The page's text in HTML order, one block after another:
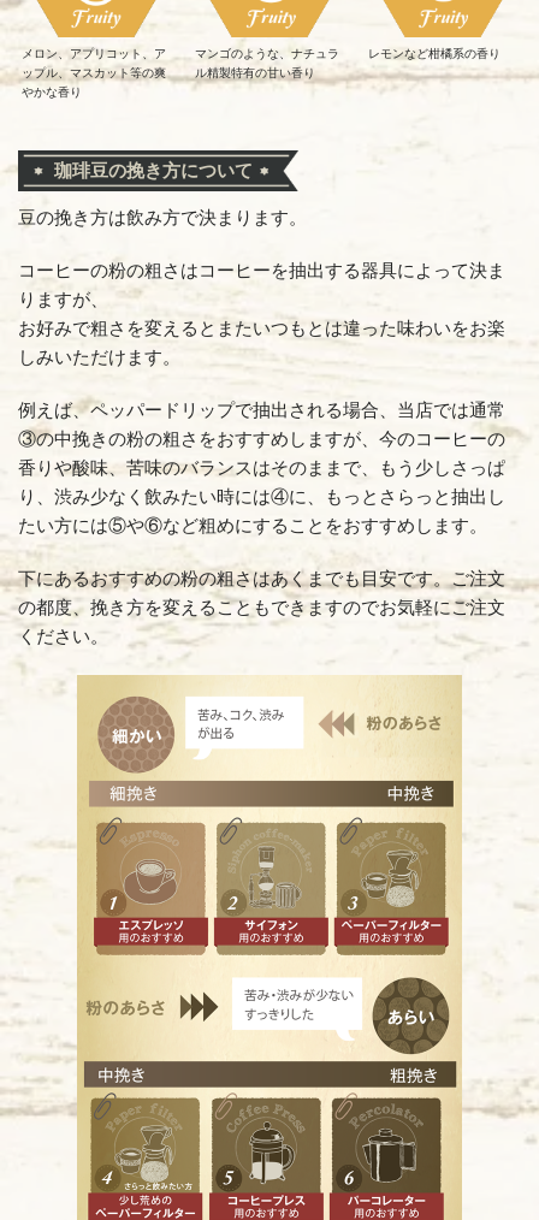
ライ
やや
シ
ほど
メロン、アプリコット、ア
ップル、マスカット等の爽
やかな香り
マンゴのような、ナチュラ
ル精製特有の甘い香り
レモンなど柑橘系の香り
珈琲豆の挽き方について
豆の挽き方は飲み方で決まります。
コーヒーの粉の粗さはコーヒーを抽出する器具によって決ま
りますが、
お好みで粗さを変えるとまたいつもとは違った味わいをお楽
しみいただけます。
例えば、ペッパードリップで抽出される場合、当店では通常
③の中挽きの粉の粗さをおすすめしますが、今のコーヒーの
香りや酸味、苦味のバランスはそのままで、もう少しさっぱ
り、渋み少なく飲みたい時には④に、もっとさらっと抽出し
たい方には⑤や⑥など粗めにすることをおすすめします。
下にあるおすすめの粉の粗さはあくまでも目安です。ご注文
の都度、挽き方を変えることもできますのでお気軽にご注文
ください。